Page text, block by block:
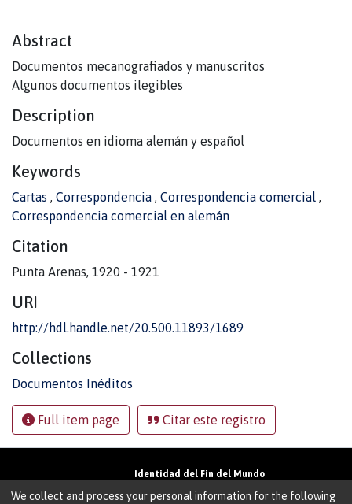
Abstract
Documentos mecanografiados y manuscritos
Algunos documentos ilegibles
Description
Documentos en idioma alemán y español
Keywords
Cartas , Correspondencia , Correspondencia comercial ,
Correspondencia comercial en alemán
Citation
Punta Arenas, 1920 - 1921
URI
http://hdl.handle.net/20.500.11893/1689
Collections
Documentos Inéditos
Full item page Citar este registro
Identidad del Fin del Mundo
We collect and process your personal information for the following